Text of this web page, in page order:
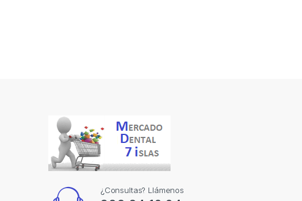
¿Consultas? Llámenos